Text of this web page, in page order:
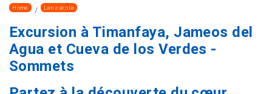
Home Lanzarote
Excursion à Timanfaya, Jameos del
Agua et Cueva de los Verdes -
Sommets